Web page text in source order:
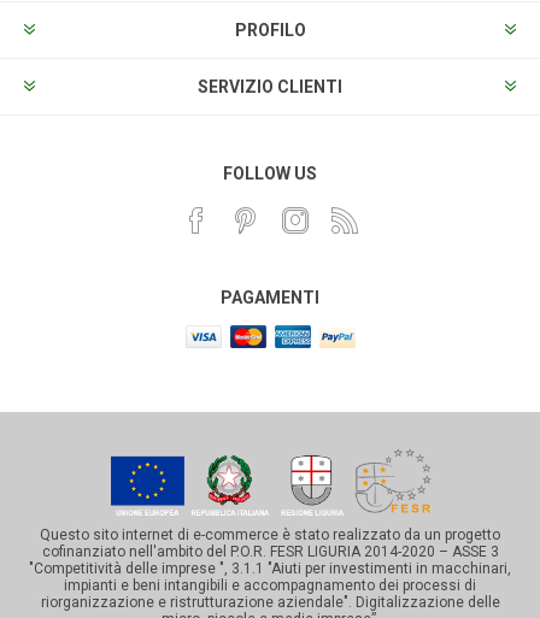
PROFILO
SERVIZIO CLIENTI
FOLLOW US
PAGAMENTI
Questo sito internet di e-commerce è stato realizzato da un progetto
cofinanziato nell'ambito del P.O.R. FESR LIGURIA 2014-2020 – ASSE 3
"Competitività delle imprese ", 3.1.1 "Aiuti per investimenti in macchinari,
impianti e beni intangibili e accompagnamento dei processi di
riorganizzazione e ristrutturazione aziendale". Digitalizzazione delle